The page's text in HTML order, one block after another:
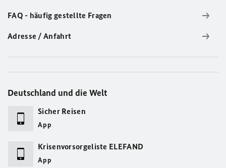
FAQ - häufig gestellte Fragen
Adresse / Anfahrt
Deutschland und die Welt
Sicher Reisen
App
Krisenvorsorgeliste ELEFAND
App